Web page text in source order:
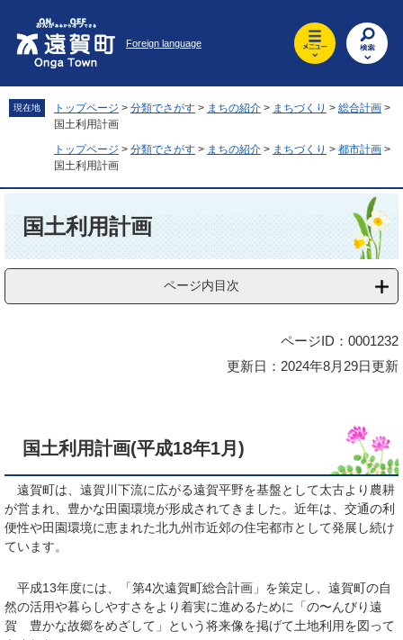
先
頭
を
飛
Foreign language
現在地 トップページ > 分類でさがす > まちの紹介 > まちづくり > 総合計画 >
国土利用計画
トップページ > 分類でさがす > まちの紹介 > まちづくり > 都市計画 >
国土利用計画
国土利用計画
ページ内目次
ページID：0001232
更新日：2024年8月29日更新
国土利用計画(平成18年1月)
遠賀町は、遠賀川下流に広がる遠賀平野を基盤として太古より農耕
が営まれ、豊かな田園環境が形成されてきました。近年は、交通の利
便性や田園環境に恵まれた北九州市近郊の住宅都市として発展し続け
ています。
平成13年度には、「第4次遠賀町総合計画」を策定し、遠賀町の自
然の活用や暮らしやすさをより着実に進めるために「の〜んびり遠
賀 豊かな故郷をめざして」という将来像を掲げて土地利用を図って